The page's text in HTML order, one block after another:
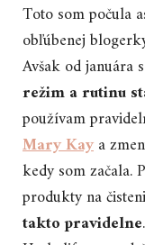
Toto som počula
obľúbenej
Avšak od januára
režim a rutinu
používam
Mary Kaya
kedy som začala.
produkty na
takto pravidelne